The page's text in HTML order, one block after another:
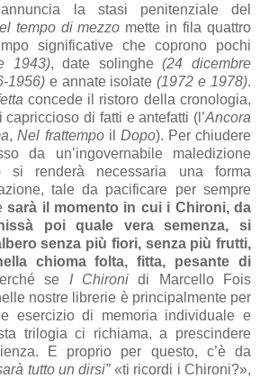
la stasi penitenziale del
tempo di mezzo mette in fila quattro
significative che coprono pochi
1943), date solinghe(24 dicembre
1956)e annate isolate(1972 e 1978).
concede il ristoro della cronologia,
di fatti e antefatti (l’Ancora
,Nel frattempoil Dopo). Per chiudere
da un’ingovernabile maledizione
si renderà necessaria una forma
tale da pacificare per sempre
sarà il momento in cui i Chironi, da
poi quale vera semenza, si
senza più fiori, senza più frutti,
chioma folta, fitta, pesante di
se I Chironidi Marcello Fois
nostre librerie è principalmente per
esercizio di memoria individuale e
trilogia ci richiama, a prescindere
E proprio per questo, c’è da
tutto un dirsi”«ti ricordi i Chironi?»,